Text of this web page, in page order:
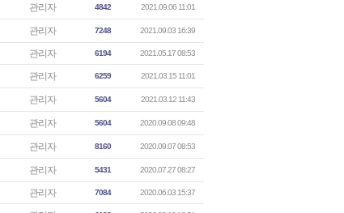
관리자 4842 2021.09.06 11:01
관리자 7248 2021.09.03 16:39
관리자 6194 2021.05.17 08:53
관리자 6259 2021.03.15 11:01
관리자 5604 2021.03.12 11:43
관리자 5604 2020.09.08 09:48
관리자 8160 2020.09.07 08:53
관리자 5431 2020.07.27 08:27
관리자 7084 2020.06.03 15:37